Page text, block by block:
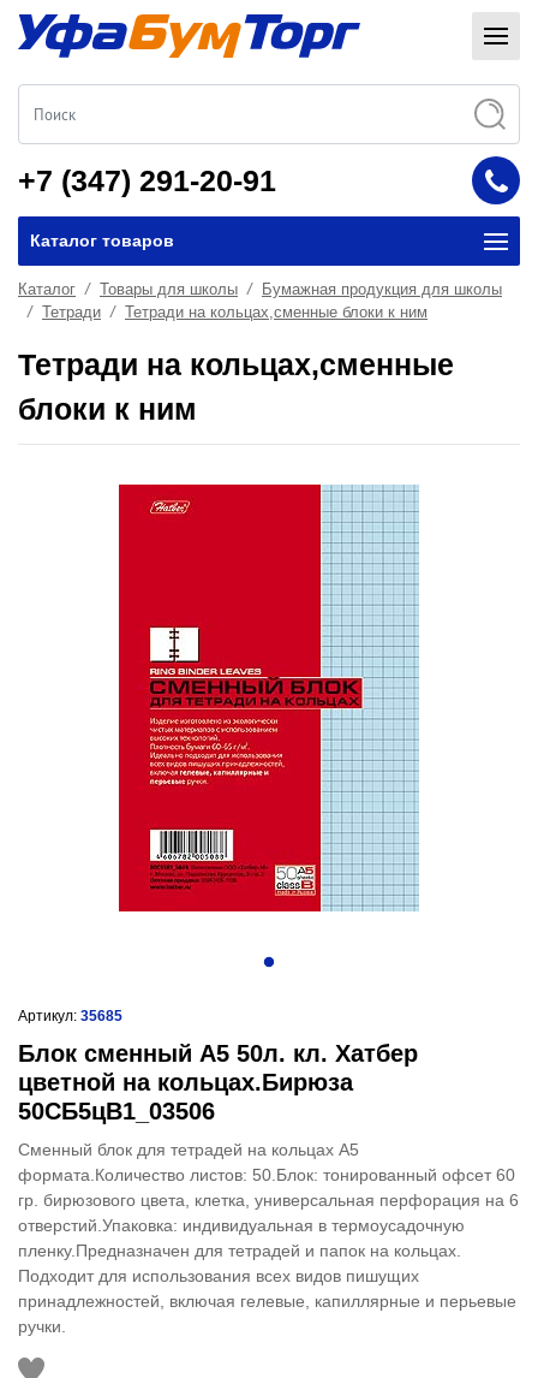
+7 (347) 291-20-91
Каталог товаров
Каталог Товары для школы
Бумажная продукция для школы
Тетради
Тетради на кольцах,сменные блоки к ним
Тетради на кольцах,сменные
блоки к ним
Артикул: 35685
Блок сменный А5 50л. кл. Хатбер
цветной на кольцах.Бирюза
50СБ5цB1_03506
Сменный блок для тетрадей на кольцах А5
формата.Количество листов: 50.Блок: тонированный офсет 60
гр. бирюзового цвета, клетка, универсальная перфорация на 6
отверстий.Упаковка: индивидуальная в термоусадочную
пленку.Предназначен для тетрадей и папок на кольцах.
Подходит для использования всех видов пишущих
принадлежностей, включая гелевые, капиллярные и перьевые
ручки.